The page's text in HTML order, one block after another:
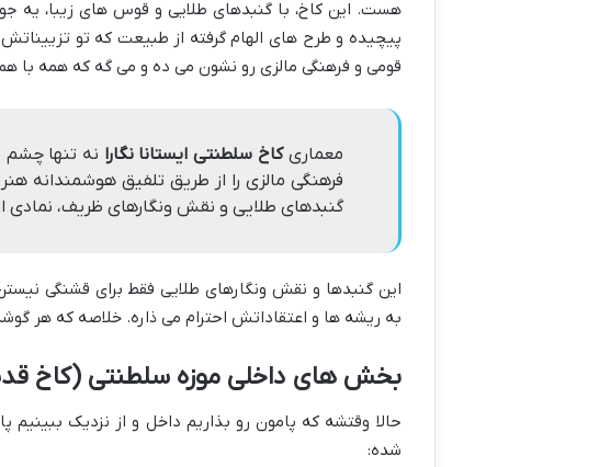
هست. این کاخ، با گنبدهای طلایی و قوس های زیبا، یه
پیچیده و طرح های الهام گرفته از طبیعت که تو
قومی و فرهنگی مالزی رو نشون می ده و می گه که همه با هم،
معماریکاخ سلطنتی ایستانا نگارا نه تنها
فرهنگی مالزی را از طریق تلفیق هوشمندانه
گنبدهای طلایی و نقش ونگارهای ظریف،
این گنبدها و نقش ونگارهای طلایی فقط برای قشنگی
به ریشه ها و اعتقاداتش احترام می ذاره. خلاصه که هر
بخش های داخلی موزه سلطنتی (کاخ
حالا وقتشه که پامون رو بذاریم داخل و از نزدیک
شده: